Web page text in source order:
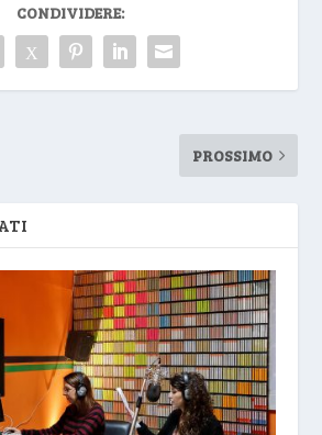
CONDIVIDERE:
PROSSIMO